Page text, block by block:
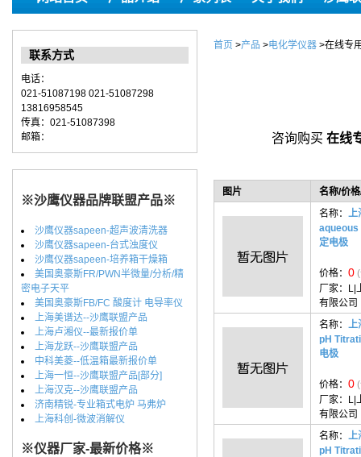
联系方式
电话：
021-51087198 021-51087298
13816958545
传真：021-51087398
邮箱：
※沙鹰仪器品牌联盟产品※
沙鹰仪器sapeen-超声波清洗器
沙鹰仪器sapeen-台式浊度仪
沙鹰仪器sapeen-培养箱干燥箱
美国奥豪斯FR/PWN半微量/分析/精
密电子天平
美国奥豪斯FB/FC 酸度计 电导率仪
上海美谱达--沙鹰联盟产品
上海卢湘仪--最新报价单
上海龙跃--沙鹰联盟产品
中科美菱--低温箱最新报价单
上海一恒--沙鹰联盟产品[部分]
上海汉克--沙鹰联盟产品
济南精锐-专业箱式电炉 马弗炉
上海科创-微波消解仪
※仪器厂家-最新价格※
首页 >产品 >电化学仪器 >在线专
咨询购买 在线
图片
名称/价
名称： 上
aqueous
定电极
价格： 0
厂家： L|
有限公司
名称： 上
pH
电极
价格： 0
厂家： L|
有限公司
名称： 上
pH